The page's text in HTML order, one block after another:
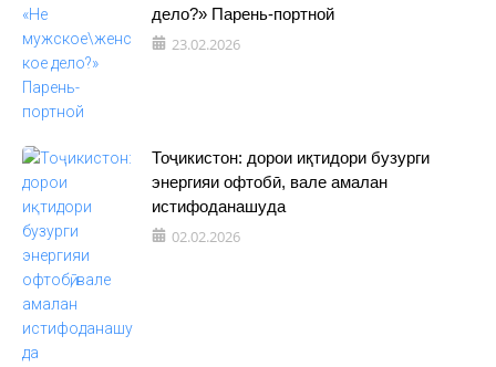
дело?» Парень-портной
23.02.2026
Тоҷикистон: дорои иқтидори бузурги
энергияи офтобӣ, вале амалан
истифоданашуда
02.02.2026